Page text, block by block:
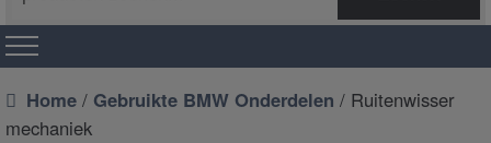
naar:
Home / Gebruikte BMW Onderdelen / Ruitenwisser
mechaniek